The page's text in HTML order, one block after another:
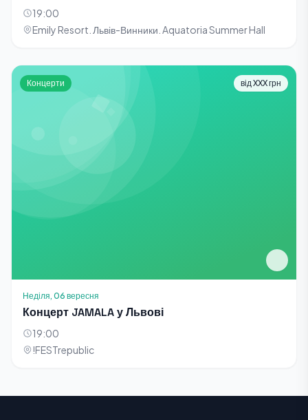
19:00
Emily Resort. Львів-Винники. Aquatoria Summer Hall
Концерти від XXX грн
Неділя, 06 вересня
Концерт JAMALA у Львові
19:00
!FESTrepublic